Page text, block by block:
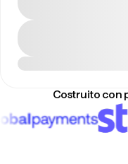
Costruito con